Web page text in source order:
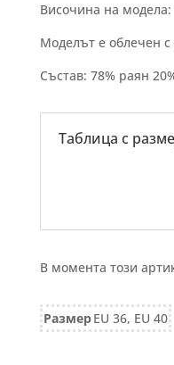
Височина на
Моделът е облечен
Състав: 78% раян
Таблица с
В момента този
РазмерEU 36, EU 40